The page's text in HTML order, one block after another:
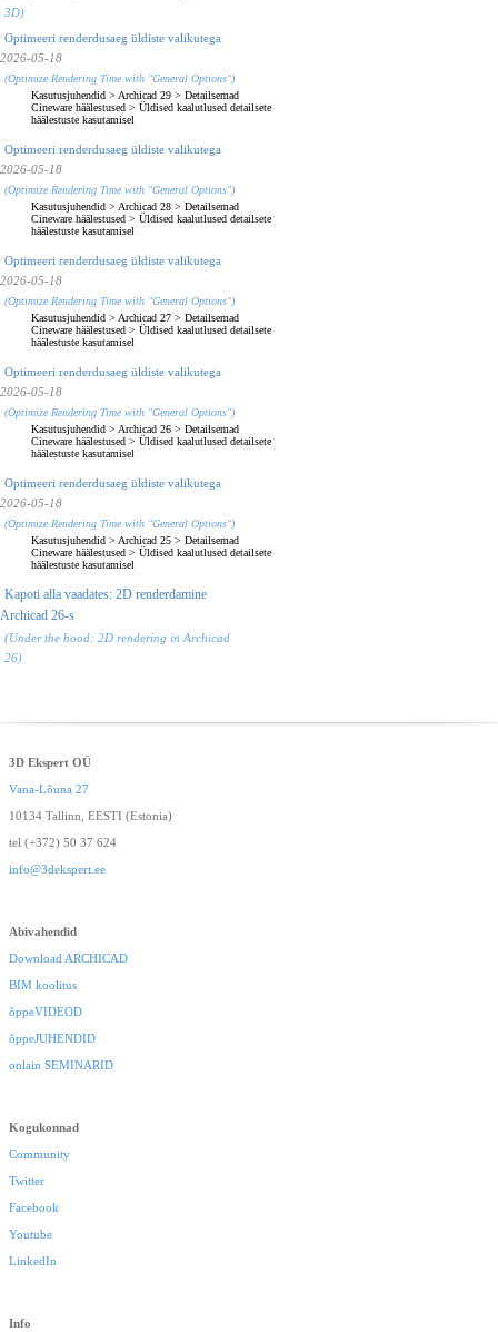
3D)
Optimeeri renderdusaeg üldiste valikutega
2026-05-18
(Optimize Rendering Time with "General Options")
Kasutusjuhendid > Archicad 29 > Detailsemad
Cineware häälestused > Üldised kaalutlused detailsete
häälestuste kasutamisel
Optimeeri renderdusaeg üldiste valikutega
2026-05-18
(Optimize Rendering Time with "General Options")
Kasutusjuhendid > Archicad 28 > Detailsemad
Cineware häälestused > Üldised kaalutlused detailsete
häälestuste kasutamisel
Optimeeri renderdusaeg üldiste valikutega
2026-05-18
(Optimize Rendering Time with "General Options")
Kasutusjuhendid > Archicad 27 > Detailsemad
Cineware häälestused > Üldised kaalutlused detailsete
häälestuste kasutamisel
Optimeeri renderdusaeg üldiste valikutega
2026-05-18
(Optimize Rendering Time with "General Options")
Kasutusjuhendid > Archicad 26 > Detailsemad
Cineware häälestused > Üldised kaalutlused detailsete
häälestuste kasutamisel
Optimeeri renderdusaeg üldiste valikutega
2026-05-18
(Optimize Rendering Time with "General Options")
Kasutusjuhendid > Archicad 25 > Detailsemad
Cineware häälestused > Üldised kaalutlused detailsete
häälestuste kasutamisel
Kapoti alla vaadates: 2D renderdamine
Archicad 26-s
(Under the hood: 2D rendering in Archicad
26)
3D Ekspert OÜ
Vana-Lõuna 27
10134 Tallinn, EESTI (Estonia)
tel (+372) 50 37 624
info@3dekspert.ee
Abivahendid
Download ARCHICAD
BIM koolitus
õppeVIDEOD
õppeJUHENDID
onlain SEMINARID
Kogukonnad
Community
Twitter
Facebook
Youtube
LinkedIn
Info